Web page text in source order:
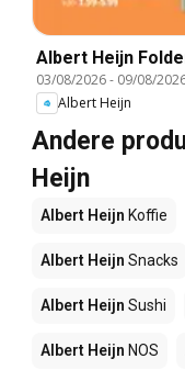
Albert Heijn
03/08/2026- 09/08/
Albert Heijn
Andere
Heijn
Albert Heijn Koffie
Albert Heijn Snacks
Albert Heijn Sushi
Albert Heijn NOS